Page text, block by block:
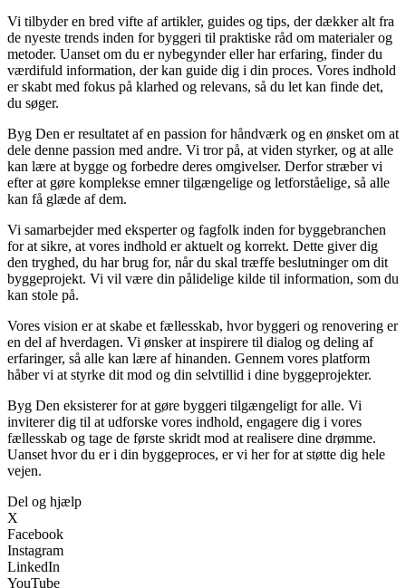
Vi tilbyder en bred vifte af artikler, guides og tips, der dækker alt fra
de nyeste trends inden for byggeri til praktiske råd om materialer og
metoder. Uanset om du er nybegynder eller har erfaring, finder du
værdifuld information, der kan guide dig i din proces. Vores indhold
er skabt med fokus på klarhed og relevans, så du let kan finde det,
du søger.
Byg Den er resultatet af en passion for håndværk og en ønsket om at
dele denne passion med andre. Vi tror på, at viden styrker, og at alle
kan lære at bygge og forbedre deres omgivelser. Derfor stræber vi
efter at gøre komplekse emner tilgængelige og letforståelige, så alle
kan få glæde af dem.
Vi samarbejder med eksperter og fagfolk inden for byggebranchen
for at sikre, at vores indhold er aktuelt og korrekt. Dette giver dig
den tryghed, du har brug for, når du skal træffe beslutninger om dit
byggeprojekt. Vi vil være din pålidelige kilde til information, som du
kan stole på.
Vores vision er at skabe et fællesskab, hvor byggeri og renovering er
en del af hverdagen. Vi ønsker at inspirere til dialog og deling af
erfaringer, så alle kan lære af hinanden. Gennem vores platform
håber vi at styrke dit mod og din selvtillid i dine byggeprojekter.
Byg Den eksisterer for at gøre byggeri tilgængeligt for alle. Vi
inviterer dig til at udforske vores indhold, engagere dig i vores
fællesskab og tage de første skridt mod at realisere dine drømme.
Uanset hvor du er i din byggeproces, er vi her for at støtte dig hele
vejen.
Del og hjælp
X
Facebook
Instagram
LinkedIn
YouTube